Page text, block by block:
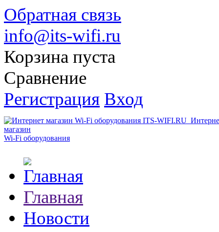
Обратная связь
info@its-wifi.ru
Корзина пуста
Сравнение
Регистрация Вход
магазин
Wi-Fi оборудования
Главная
Новости